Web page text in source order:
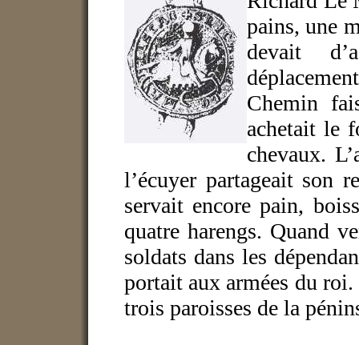
pains, une
devait
Chemin
achetait le
chevaux.
l’écuyer partageait son
servait encore pain,
quatre harengs. Quand
soldats dans les
portait aux armées du
trois paroisses de la